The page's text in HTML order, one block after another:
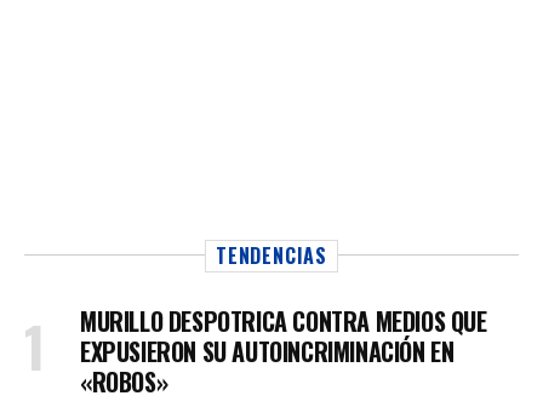
TENDENCIAS
MURILLO DESPOTRICA CONTRA MEDIOS QUE
EXPUSIERON SU AUTOINCRIMINACIÓN EN
«ROBOS»